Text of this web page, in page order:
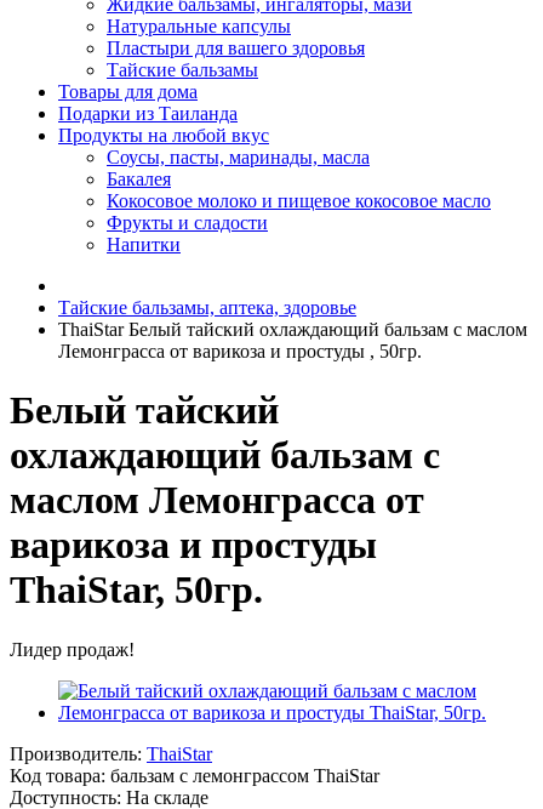
Жидкие бальзамы, ингаляторы, мази
Натуральные капсулы
Пластыри для вашего здоровья
Тайские бальзамы
Товары для дома
Подарки из Таиланда
Продукты на любой вкус
Соусы, пасты, маринады, масла
Бакалея
Кокосовое молоко и пищевое кокосовое масло
Фрукты и сладости
Напитки
Тайские бальзамы, аптека, здоровье
ThaiStar Белый тайский охлаждающий бальзам с маслом
Лемонграсса от варикоза и простуды , 50гр.
Белый тайский
охлаждающий бальзам с
маслом Лемонграсса от
варикоза и простуды
ThaiStar, 50гр.
Лидер продаж!
Производитель: ThaiStar
Код товара: бальзам с лемонграссом ThaiStar
Доступность: На складе